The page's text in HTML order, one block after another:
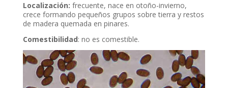
Localización: frecuente, nace en otoño-invierno,
crece formando pequeños grupos sobre tierra y restos
de madera quemada en pinares.
Comestibilidad: no es comestible.